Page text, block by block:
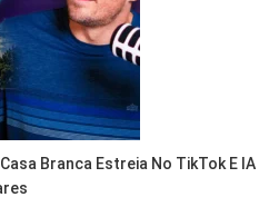
Branca Estreia No TikTok E IA